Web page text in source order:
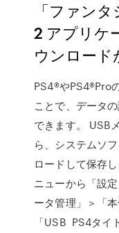
「ファン
2 アプリケ
ウンロード
PS4®やPS4®Pro
ことで、データ
できます。 USB
ら、システムソ
ロードして保存
ニューから「設
ータ管理」＞「
「USB PS4タイ